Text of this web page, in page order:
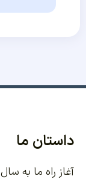
داستان ما